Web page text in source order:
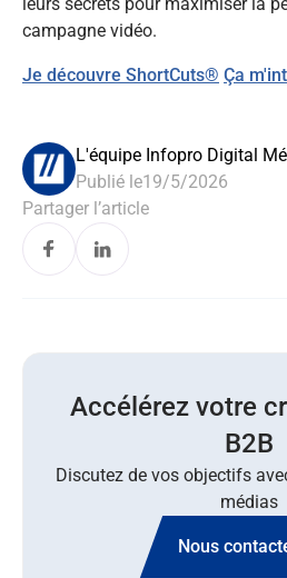
campagne vidéo.
Je découvre ShortCuts® Ça
L'équipe Infopro Digital
Publié le19/5/2026
Partager l’article
Accélérez votre
B2B
Discutez de vos objectifs
médias
Nous